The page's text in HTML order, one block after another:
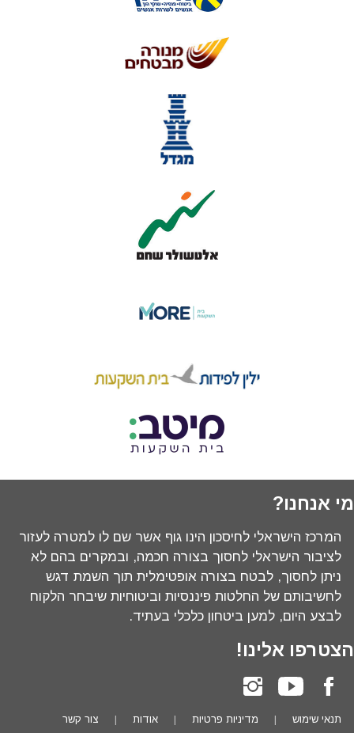
מי אנחנו?
המרכז הישראלי לחיסכון הינו גוף אשר שם לו למטרה לעזור
לציבור הישראלי לחסוך בצורה חכמה, ובמקרים בהם לא
ניתן לחסוך, לבטח בצורה אופטימלית תוך השמת דגש
לחשיבותם של החלטות פיננסיות וביטוחיות שיבחר הלקוח
לבצע היום, למען ביטחון כלכלי בעתיד.
הצטרפו אלינו!
תנאי שימוש מדיניות פרטיות אודות צור קשר